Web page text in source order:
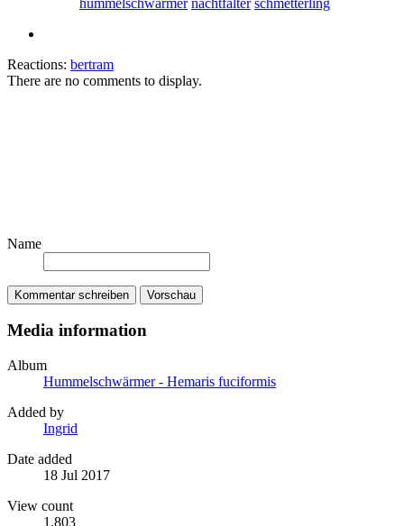
Reactions: bertram
There are no comments to display.
Name
Kommentar schreiben Vorschau
Media information
Album
Hummelschwärmer - Hemaris fuciformis
Added by
Ingrid
Date added
18 Jul 2017
View count
1.803